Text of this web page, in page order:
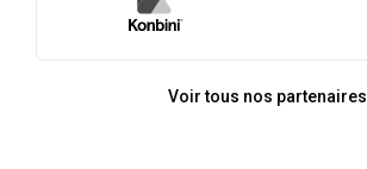
Voir tous nos partenaires